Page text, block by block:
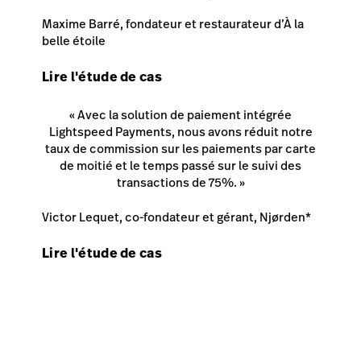
Maxime Barré, fondateur et restaurateur d’À la
belle étoile
Lire l'étude de cas
« Avec la solution de paiement intégrée
Lightspeed Payments, nous avons réduit notre
taux de commission sur les paiements par carte
de moitié et le temps passé sur le suivi des
transactions de 75%. »
Victor Lequet, co-fondateur et gérant, Njørden*
Lire l'étude de cas